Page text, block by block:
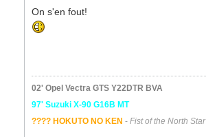
On s'en fout!
02' Opel Vectra GTS Y22DTR BVA
97' Suzuki X-90 G16B MT
???? HOKUTO NO KEN - Fist of the North Star